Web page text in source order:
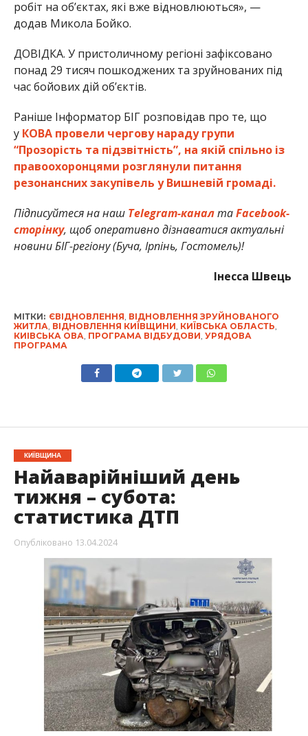
робіт на об’єктах, які вже відновлюються», —
додав Микола Бойко.
ДОВІДКА. У пристоличному регіоні зафіксовано
понад 29 тисяч пошкоджених та зруйнованих під
час бойових дій об’єктів.
Раніше Інформатор БІГ розповідав про те, що
у КОВА провели чергову нараду групи
“Прозорість та підзвітність”, на якій спільно із
правоохоронцями розглянули питання
резонансних закупівель у Вишневій громаді.
Підписуйтеся на наш Telegram-канал таFacebook-
сторінку, щоб оперативно дізнаватися актуальні
новини БІГ-регіону (Буча, Ірпінь, Гостомель)!
Інесса Швець
МІТКИ: ЄВІДНОВЛЕННЯ, ВІДНОВЛЕННЯ ЗРУЙНОВАНОГО
ЖИТЛА, ВІДНОВЛЕННЯ КИЇВЩИНИ, КИЇВСЬКА ОБЛАСТЬ,
КИІВСЬКА ОВА, ПРОГРАМА ВІДБУДОВИ, УРЯДОВА
ПРОГРАМА
КИЇВЩИНА
Найаварійніший день
тижня – субота:
статистика ДТП
Опубліковано 13.04.2024